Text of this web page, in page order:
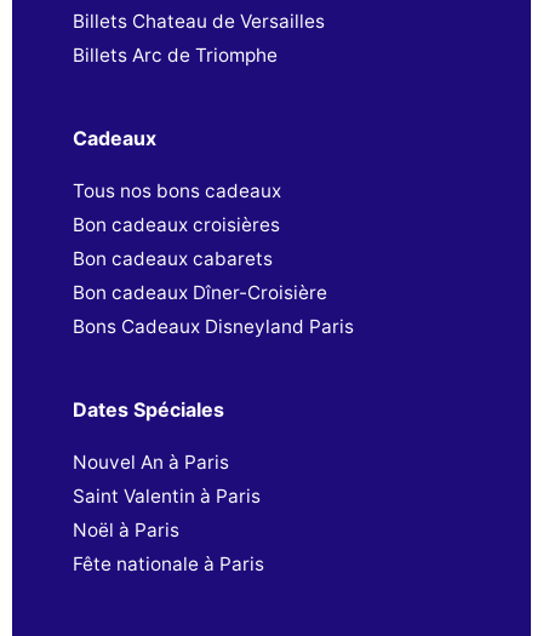
Billets Chateau de Versailles
Billets Arc de Triomphe
Cadeaux
Tous nos bons cadeaux
Bon cadeaux croisières
Bon cadeaux cabarets
Bon cadeaux Dîner-Croisière
Bons Cadeaux Disneyland Paris
Dates Spéciales
Nouvel An à Paris
Saint Valentin à Paris
Noël à Paris
Fête nationale à Paris